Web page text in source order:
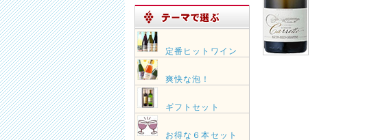
定番ヒットワイン
爽快な泡！
ギフトセット
お得な６本セット